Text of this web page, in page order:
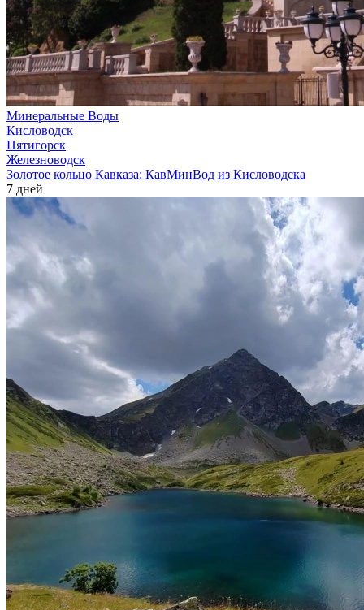
Минеральные Воды
Кисловодск
Пятигорск
Железноводск
Золотое кольцо Кавказа: КавМинВод из Кисловодска
7 дней